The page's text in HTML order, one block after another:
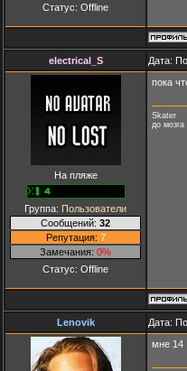
Статус: Offline
electrical_S Дата:
На пляже
Группа: Пользователи
Сообщений: 32
Репутация: 7
Замечания: 0%
Статус: Offline
пока
Skater
до мозга
Lenovik Дата:
мне 14